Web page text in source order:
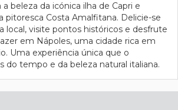
beleza da icónica ilha de Capri e
pitoresca Costa Amalfitana. Delicie-se
local, visite pontos históricos e desfrute
em Nápoles, uma cidade rica em
Uma experiência única que o
do tempo e da beleza natural italiana.